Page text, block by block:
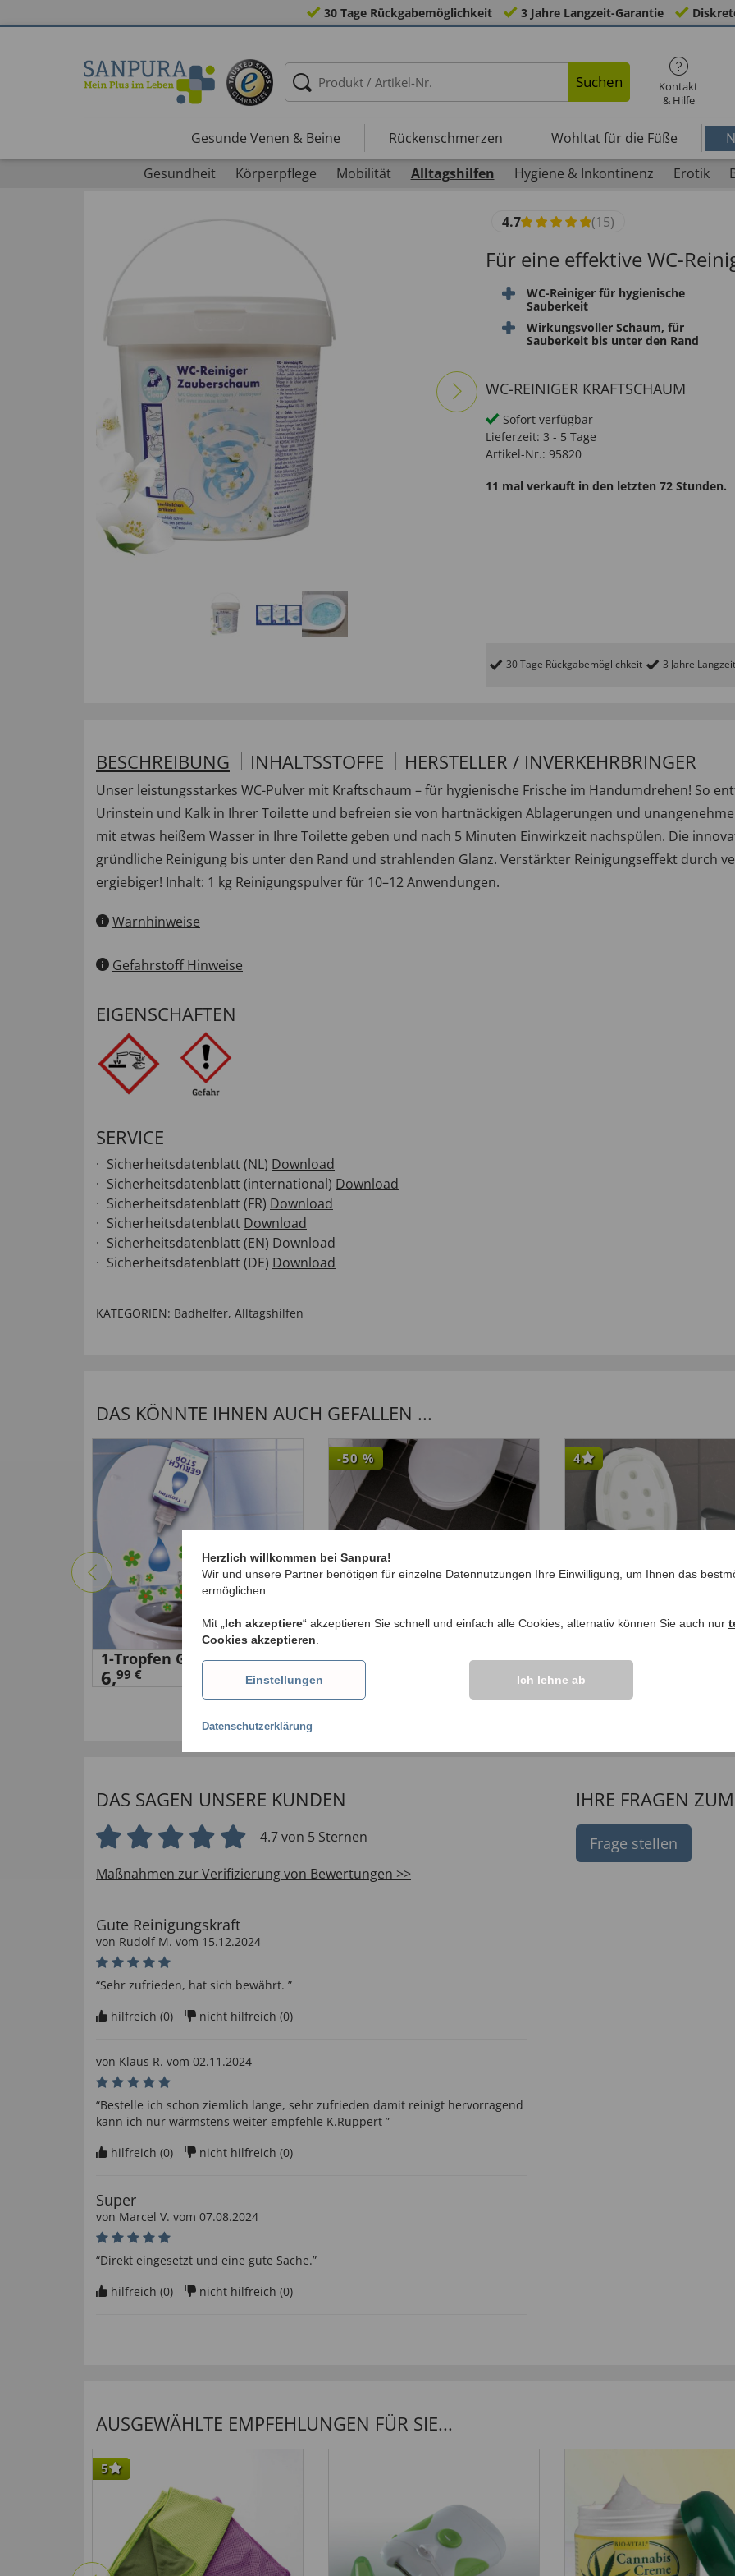
30 Tage Rückgabemöglichkeit 3 Jahre Langzeit-Garantie
Suchen
Kontakt
& Hilfe
Gesunde Venen & Beine Rückenschmerzen Wohltat für die Füße
Gesundheit
Körperpflege Mobilität Alltagshilfen Hygiene & Inkontinenz Erotik
4.7 (15)
Für eine effektive WC-
WC-Reiniger für hygienische
Sauberkeit
Wirkungsvoller Schaum, für
Sauberkeit bis unter den Rand
WC-REINIGER KRAFTSCHAUM
Sofort verfügbar
Lieferzeit: 3 - 5 Tage
Artikel-Nr.: 95820
11 mal verkauft in den letzten 72 Stunden.
30 Tage Rückgabemöglichkeit 3 Jahre
BESCHREIBUNG INHALTSSTOFFE HERSTELLER / INVERKEHRBRINGER
Unser leistungsstarkes WC-Pulver mit Kraftschaum – für hygienische Frische im Handumdrehen! So
Urinstein und Kalk in Ihrer Toilette und befreien sie von hartnäckigen Ablagerungen und
mit etwas heißem Wasser in Ihre Toilette geben und nach 5 Minuten Einwirkzeit nachspülen. Die
gründliche Reinigung bis unter den Rand und strahlenden Glanz. Verstärkter Reinigungseffekt durch
ergiebiger! Inhalt: 1 kg Reinigungspulver für 10–12 Anwendungen.
Warnhinweise
Gefahrstoff Hinweise
EIGENSCHAFTEN
SERVICE
Sicherheitsdatenblatt (NL) Download
Sicherheitsdatenblatt (international) Download
Sicherheitsdatenblatt (FR) Download
Sicherheitsdatenblatt Download
Sicherheitsdatenblatt (EN) Download
Sicherheitsdatenblatt (DE) Download
KATEGORIEN: Badhelfer, Alltagshilfen
DAS KÖNNTE IHNEN AUCH GEFALLEN ...
1-Tropfen Geruch-Stop
6,99 €
-50 %
Memory Foam-
Badevorlage 60x45 Größe
19,
4
WC-Sitzerhöhung mit
Stützgriffen
119,
DAS SAGEN UNSERE KUNDEN
4.7 von 5 Sternen
Maßnahmen zur Verifizierung von Bewertungen >>
Gute Reinigungskraft
von Rudolf M. vom 15.12.2024
“Sehr zufrieden, hat sich bewährt. ”
hilfreich (0) nicht hilfreich (0)
von Klaus R. vom 02.11.2024
“Bestelle ich schon ziemlich lange, sehr zufrieden damit reinigt hervorragend
kann ich nur wärmstens weiter empfehle K.Ruppert ”
hilfreich (0) nicht hilfreich (0)
Super
von Marcel V. vom 07.08.2024
“Direkt eingesetzt und eine gute Sache.”
hilfreich (0) nicht hilfreich (0)
scharfes Reinigungsmittel wie z.B.: Chlor”
Nicht sehr begeistert
wolfgang s . vom 12.06.2024
“Direkt eingesetzt, nicht sehr überzeugt ”
IHRE FRAGEN
Frage stellen
AUSGEWÄHLTE EMPFEHLUNGEN FÜR SIE...
5
Herzlich willkommen bei Sanpura!
Wir und unsere Partner benötigen für einzelne Datennutzungen Ihre Einwilligung, um Ihnen das
ermöglichen.
Mit „ Ich akzeptiere“ akzeptieren Sie schnell und einfach alle Cookies, alternativ können Sie auch nur
Cookies akzeptieren
Einstellungen Ich lehne ab
Datenschutzerklärung